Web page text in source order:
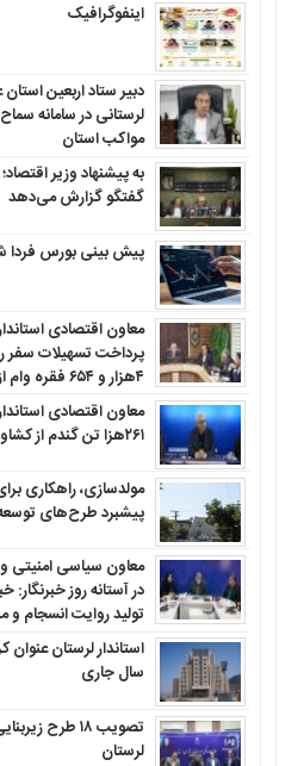
اینفوگرافیک
مواکب استان
به پیشنهاد وزیر
گفتگو گزارش می‌دهد
پیش بینی بورس فردا شنبه ۱۰
معاون اقتصادی
پرداخت تسهیلات
۴هزار و ۶۵۴ فقره وام ازدواج از ابتدای سال جاری
معاون اقتصادی
۲۶۱هزا تن گندم از کشاورزان استان
مولدسازی، راهکاری
پیشبرد طرح‌های
معاون سیاسی امنیتی و
در آستانه روز
تولید روایت انسجام و
استاندار لرستان عنوان
سال جاری
تصویب ۱۸ طرح
لرستان